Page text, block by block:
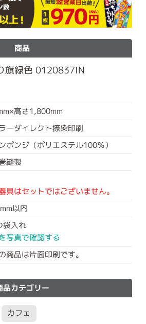
商品
旗緑色 0120837IN
高さ1,800mm
ーダイレクト捺染印刷
ポンジ（ポリエステル100％）
縫製
具はセットではございません。
以内
袋入れ
写真で確認する
商品は片面印刷です。
品カテゴリー
カフェ